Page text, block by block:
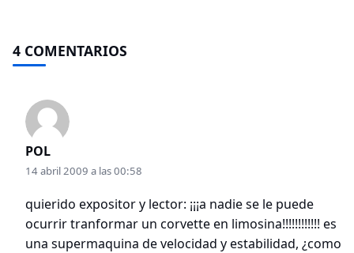
4 COMENTARIOS
POL
14 abril 2009 a las 00:58
quierido expositor y lector: ¡¡¡a nadie se le puede
ocurrir tranformar un corvette en limosina!!!!!!!!!!!! es
una supermaquina de velocidad y estabilidad, ¿como